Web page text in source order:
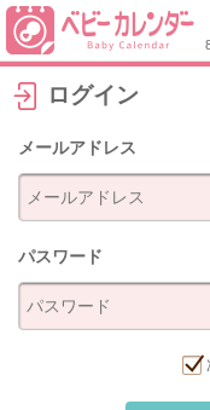
ログイン
メールアドレス
パスワード